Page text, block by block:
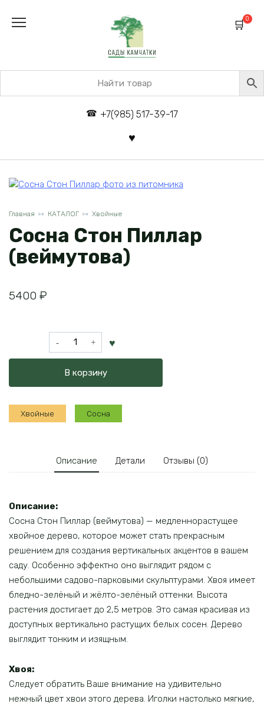
+7(985) 517-39-17
0
Главная КАТАЛОГ Хвойные
Сосна Стон Пиллар
(веймутова)
5400 ₽
Количество
товара
Стон
Пиллар
(веймутова)
В корзину
Хвойные Сосна
Описание Детали Отзывы (0)
Описание:
Сосна Стон Пиллар (веймутова) — медленнорастущее
хвойное дерево, которое может стать прекрасным
решением для создания вертикальных акцентов в вашем
саду. Особенно эффектно оно выглядит рядом с
небольшими садово-парковыми скульптурами. Хвоя имеет
бледно-зелёный и жёлто-зелёный оттенки. Высота
растения достигает до 2,5 метров. Это самая красивая из
доступных вертикально растущих белых сосен. Дерево
выглядит тонким и изящным.
Хвоя:
Следует обратить Ваше внимание на удивительно
нежный цвет хвои этого дерева. Иголки настолько мягкие,